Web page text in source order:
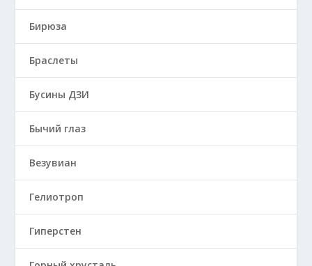
Бирюза
Браслеты
Бусины ДЗИ
Бычий глаз
Везувиан
Гелиотроп
Гиперстен